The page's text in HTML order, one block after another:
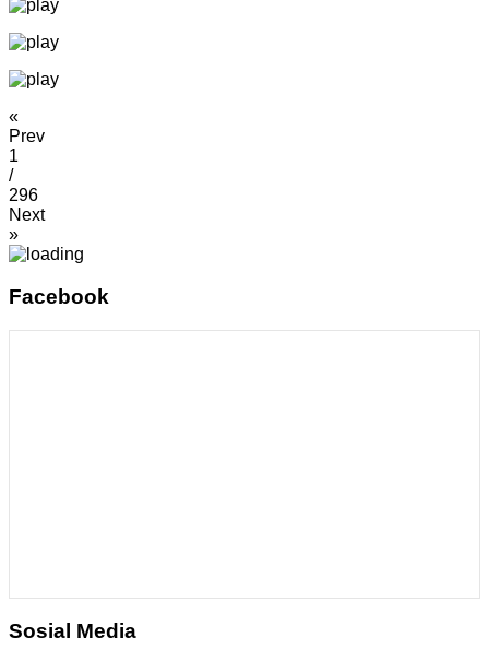
«
Prev
1
/
296
Next
»
Facebook
Sosial Media